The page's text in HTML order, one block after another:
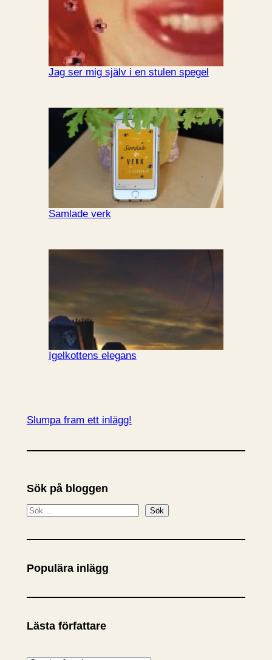
Jag ser mig själv i en stulen spegel
Samlade verk
Igelkottens elegans
Slumpa fram ett inlägg!
Sök på bloggen
S
k
Sök
Populära inlägg
Lästa författare